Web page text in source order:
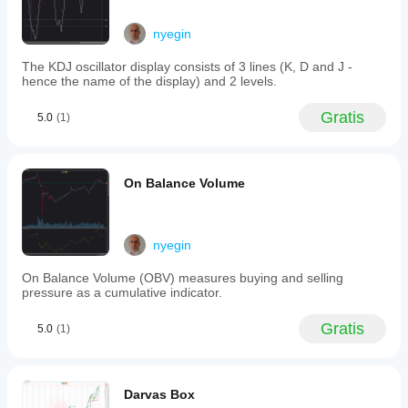
- Maggiore: Indicatore > Soglia
- Minore: Indicatore < Soglia
- CrossUp: Indicatore incrocia sopra la soglia
- CrossDown: Indicatore incrocia sotto la soglia
- MaggioreDiIndicatore: Indicatore1 > Indicatore2
- MinoreDiIndicatore: Indicatore1 < Indicatore2
- CrossUpIndicatore: Indicatore1 incrocia sopra
Indicatore2
- DirezioneTrend: Analizza la pendenza del trend
- GiratoSuRecentemente: Inversione recente verso
l'alto
- GiratoGiuRecentemente: Inversione recente verso
il basso
- Indicatore: RSI
ideas. I
still
would
it live
without
myself. A
on it on
1 month.
nyegin
The KDJ oscillator display consists of 3 lines (K, D and J -
hence the name of the display) and 2 levels.
5.0 (1) Gratis
On Balance Volume
nyegin
On Balance Volume (OBV) measures buying and selling
pressure as a cumulative indicator.
5.0 (1) Gratis
Darvas Box